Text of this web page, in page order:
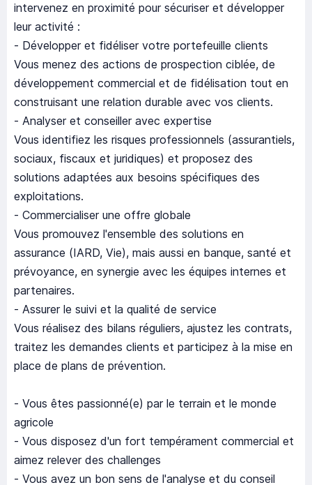
intervenez en proximité pour sécuriser et développer
leur activité :
- Développer et fidéliser votre portefeuille clients
Vous menez des actions de prospection ciblée, de
développement commercial et de fidélisation tout en
construisant une relation durable avec vos clients.
- Analyser et conseiller avec expertise
Vous identifiez les risques professionnels (assurantiels,
sociaux, fiscaux et juridiques) et proposez des
solutions adaptées aux besoins spécifiques des
exploitations.
- Commercialiser une offre globale
Vous promouvez l'ensemble des solutions en
assurance (IARD, Vie), mais aussi en banque, santé et
prévoyance, en synergie avec les équipes internes et
partenaires.
- Assurer le suivi et la qualité de service
Vous réalisez des bilans réguliers, ajustez les contrats,
traitez les demandes clients et participez à la mise en
place de plans de prévention.
- Vous êtes passionné(e) par le terrain et le monde
agricole
- Vous disposez d'un fort tempérament commercial et
aimez relever des challenges
- Vous avez un bon sens de l'analyse et du conseil